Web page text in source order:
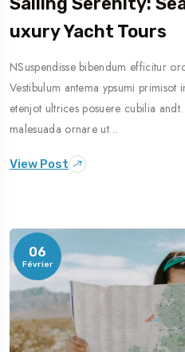
Uxury Yacht Tours
NSuspendisse bibendum efficitur
Vestibulum antema ypsumi primisot
etenjot ultrices posuere cubilia
malesuada ornare ut…
View Post
06
Février